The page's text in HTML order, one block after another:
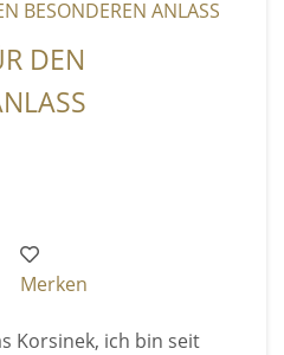
DEN
Merken
Korsinek, ich bin seit